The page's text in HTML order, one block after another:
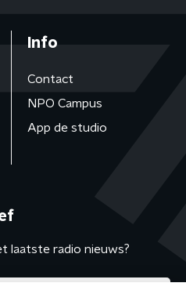
Info
Contact
NPO Campus
App de studio
laatste radio nieuws?